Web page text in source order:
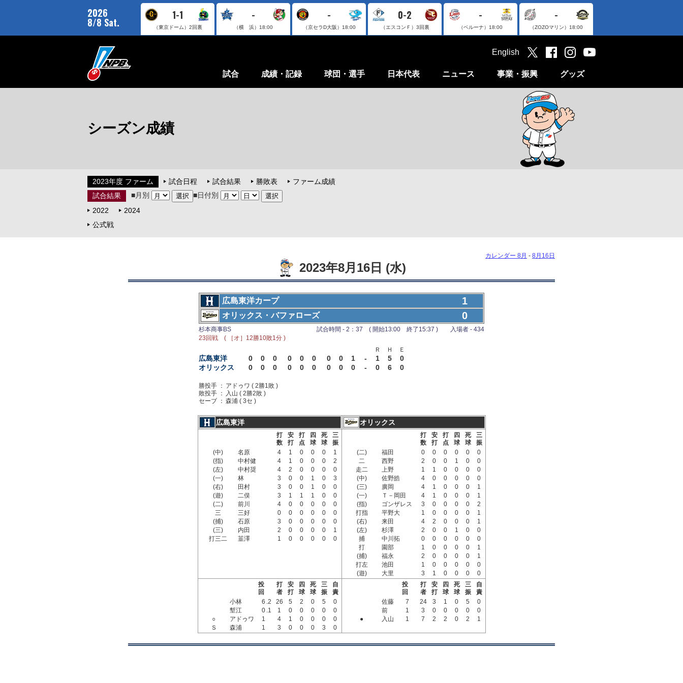
2026
8/8 Sat.
1-1
（東京ドーム） 2回裏
-
（横 浜） 18:00
-
（京セラD大阪） 18:00
0-2
（エスコンＦ） 3回裏
-
（ベルーナ） 18:00
-
（ZOZOマリン） 18:00
試合 成績・記録 球団・選手 日本代表 ニュース 事業・振興 グッズ
English
シーズン成績
2023年度 ファーム 試合日程 試合結果 勝敗表
ファーム成績
試合結果
■月別
■日付別
2022
2024
公式戦
カレンダー 8月 - 8月16日
2023年8月16日 (水)
広島東洋カープ 1
オリックス・バファローズ 0
杉本商事BS
試合時間 - 2：37 ( 開始13:00 終了15:37 ) 入場者 - 434
23回戦 ( ［オ］12勝10敗1分 )
Ｒ
Ｈ Ｅ
広島東洋 0 0 0 0 0 0 0 0 1 - 1 5
0
オリックス
0 0 0 0 0 0 0 0 0 - 0 6 0
勝投手 ： アドゥワ ( 2勝1敗 )
敗投手 ：
入山 ( 2勝2敗 )
セーブ ： 森浦 ( 3セ )
広島東洋 オリックス
打
数
安
打
打
点
四
球
死
球
三
振
(中)
名原 4 1 0 0 0
1
(指)
中村健 4 1 0 0 0
2
(左)
中村奨 4 2 0 0 0
0
(一)
林 3 0 0 1 0
3
(右)
田村 3 0 0 1 0
0
(遊)
二俣 3 1 1 1 0
0
(二)
前川 4 0 0 0 0
0
三
三好 0 0 0 0 0
0
(捕)
石原 3 0 0 0 0
0
(三)
内田 2 0 0 0 0
1
打三二
韮澤 1 0 0 0 0 0
打
数
安
打
打
点
四
球
死
球
三
振
(二)
福田 0 0 0 0 0
0
二
西野 2 0 0 1 0
0
走二
上野 1 1 0 0 0
0
(中)
佐野皓 4 0 0 0 0
0
(三)
廣岡 4 1 0 0 0
1
(一)
Ｔ－岡田 4 1 0 0 0
1
(指)
ゴンザレス 3 0 0 0 0
2
打指
平野大 1 0 0 0 0
1
(右)
来田 4 2 0 0 0
1
(左)
杉澤 2 0 0 1 0
0
捕
中川拓 0 0 0 0 0
0
打
園部 1 0 0 0 0
1
(捕)
福永 2 0 0 0 0
1
打左
池田 1 0 0 0 0
0
(遊)
大里 3 1 0 0 0
0
投
回
打
者
安
打
四
球
死
球
三
振
自
責
小林
6 .2 26 5 2 0 5
0
塹江
0 .1 1 0 0 0 0
0
○
アドゥワ 1 4 1 0 0 0
0
Ｓ
森浦 1 3 0 0 0 3 0
投
回
打
者
安
打
四
球
死
球
三
振
自
責
佐藤
7 24 3 1 0 5
0
前
1 3 0 0 0 0
0
●
入山 1 7 2 2 0 2 1